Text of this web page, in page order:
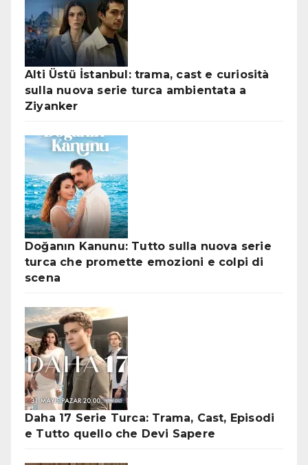
Alti Üstü İstanbul: trama, cast e curiosità
sulla nuova serie turca ambientata a
Ziyanker
Doğanın Kanunu: Tutto sulla nuova serie
turca che promette emozioni e colpi di
scena
Daha 17 Serie Turca: Trama, Cast, Episodi
e Tutto quello che Devi Sapere